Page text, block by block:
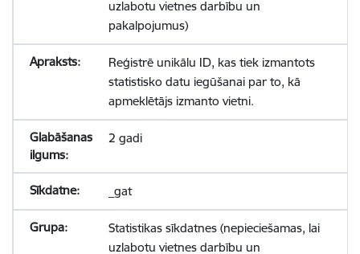
uzlabotu vietnes darbību un
pakalpojumus)
Reģistrē unikālu ID, kas tiek izmantots
statistisko datu iegūšanai par to, kā
apmeklētājs izmanto vietni.
2 gadi
_gat
Statistikas sīkdatnes (nepieciešamas, lai
uzlabotu vietnes darbību un